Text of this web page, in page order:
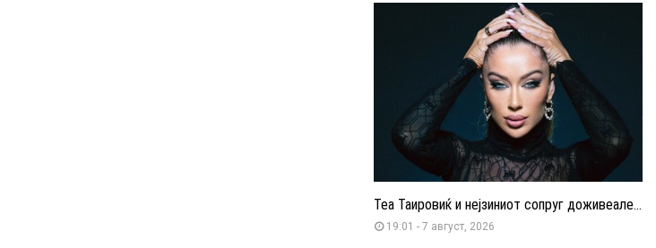
Теа Таировиќ и нејзиниот сопруг доживеале...
19:01 - 7 август, 2026